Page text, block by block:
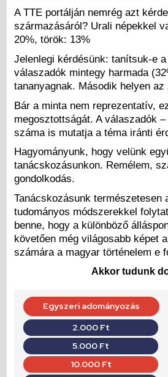
A TTE portálján nemrég azt
származásáról? Urali népekkel
20%, török: 13%
Jelenlegi kérdésünk: tanítsuk-e
válaszadók mintegy harmada
tananyagnak. Második helyen
Bár a minta nem reprezentatív,
megosztottságát. A válaszadók
száma is mutatja a téma iránti
Hagyományunk, hogy velünk
tanácskozásunkon. Remélem,
gondolkodás.
Tanácskozásunk
tudományos módszerekkel
benne, hogy a különböző
követően még világosabb képet
számára a magyar történelem e
Akkor tudunk